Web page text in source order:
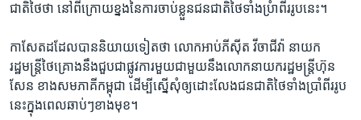
ជាតិ​ថៃ​ថា​ នៅ​ពីក្រោយ​ខ្នង​នៃការ​ចាប់ខ្លួន​ជនជាតិ​ថៃ​ទាំង​ប្រំាពីរ​រូប​នេះ។
កាសែត​ដដែល​បាន​និយាយ​ទៀតថា ​លោ​កអាប់ភី​ស៊ីត វីចាជីវ៉ា​ នាយក​
រដ្ឋមន្រ្តីថៃគ្រោង​នឹង​ជួប​ជា​ផ្លូវការ​មួយ​ជាមួយនឹង​លោក​នាយករដ្ឋមន្រ្តី​ហ៊ុន
សែន​ ខាង​សម​ភាគី​កម្ពុជា​ ដើម្បី​ស្នើសុំ​ឲ្យ​ដោះលែង​ជនជាតិ​ថៃ​ទាំងប្រាំ​ពីររូប​
នេះ​ក្នុង​ពេល​ឆាប់ៗ​ខាង​មុខ។